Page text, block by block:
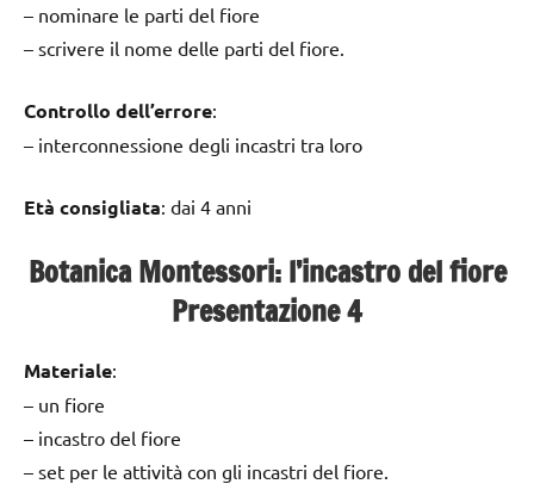
– nominare le parti del fiore
– scrivere il nome delle parti del fiore.
Controllo dell’errore:
– interconnessione degli incastri tra loro
Età consigliata: dai 4 anni
Botanica Montessori: l’incastro del fiore
Presentazione 4
Materiale:
– un fiore
– incastro del fiore
– set per le attività con gli incastri del fiore.